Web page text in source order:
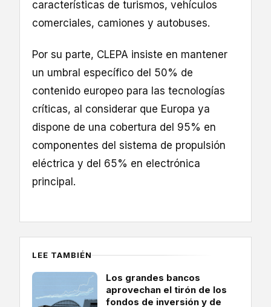
características de turismos, vehículos
comerciales, camiones y autobuses.
Por su parte, CLEPA insiste en mantener
un umbral específico del 50% de
contenido europeo para las tecnologías
críticas, al considerar que Europa ya
dispone de una cobertura del 95% en
componentes del sistema de propulsión
eléctrica y del 65% en electrónica
principal.
LEE TAMBIÉN
Los grandes bancos
aprovechan el tirón de los
fondos de inversión y de